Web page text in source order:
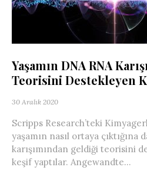
Yaşamın DNA RNA
Teorisini Destekleyen
30 Aralık 2020
Scripps Research’teki
yaşamın nasıl ortaya çıktığına
karışımından geldiği teorisini
keşif yaptılar. Angewandte...